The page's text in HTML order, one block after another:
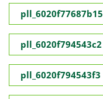
pll_6020f77687b15
pll_6020f794543c2
pll_6020f794543f3